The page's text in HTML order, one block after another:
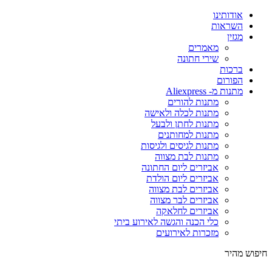
אודותינו
השראות
מגזין
מאמרים
שירי חתונה
ברכות
הפורום
מתנות מ- Aliexpress
מתנות להורים
מתנות לכלה ולאישה
מתנות לחתן ולבעל
מתנות למחותנים
מתנות לגיסים ולגיסות
מתנות לבת מצווה
אביזרים ליום החתונה
אביזרים ליום הולדת
אביזרים לבת מצווה
אביזרים לבר מצווה
אביזרים לחלאקה
כלי הכנה והגשה לאירוע ביתי
מזכרות לאירועים
חיפוש מהיר